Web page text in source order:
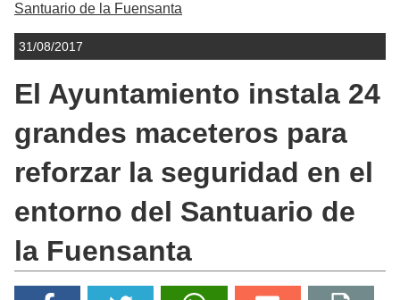
Santuario de la Fuensanta
31/08/2017
El Ayuntamiento instala 24
grandes maceteros para
reforzar la seguridad en el
entorno del Santuario de
la Fuensanta